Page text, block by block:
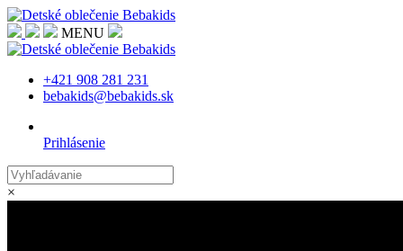
MENU
+421 908 281 231
bebakids@bebakids.sk
Prihlásenie
×